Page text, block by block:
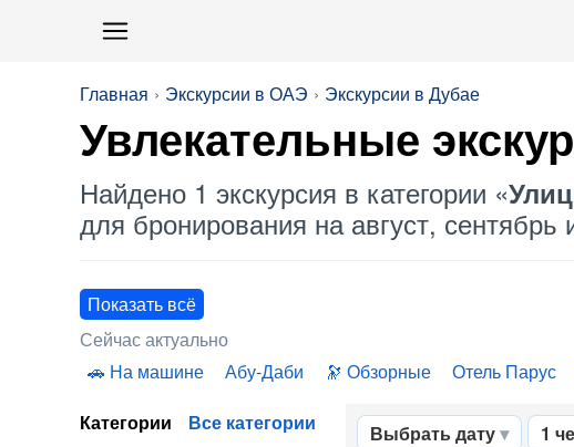
Главная Экскурсии в ОАЭ Экскурсии в Дубае
Увлекательные
Найдено 1 экскурсия в категории «
для бронирования на август, сентябрь
Показать всё
Сейчас актуально
На машине
Абу-Даби Обзорные Отель Парус
Выбрать дату 1
Категории Все категории